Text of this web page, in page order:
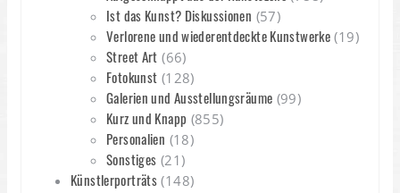
Ist das Kunst? Diskussionen (57)
Verlorene und wiederentdeckte Kunstwerke (19)
Street Art (66)
Fotokunst (128)
Galerien und Ausstellungsräume (99)
Kurz und Knapp (855)
Personalien (18)
Sonstiges (21)
Künstlerporträts (148)